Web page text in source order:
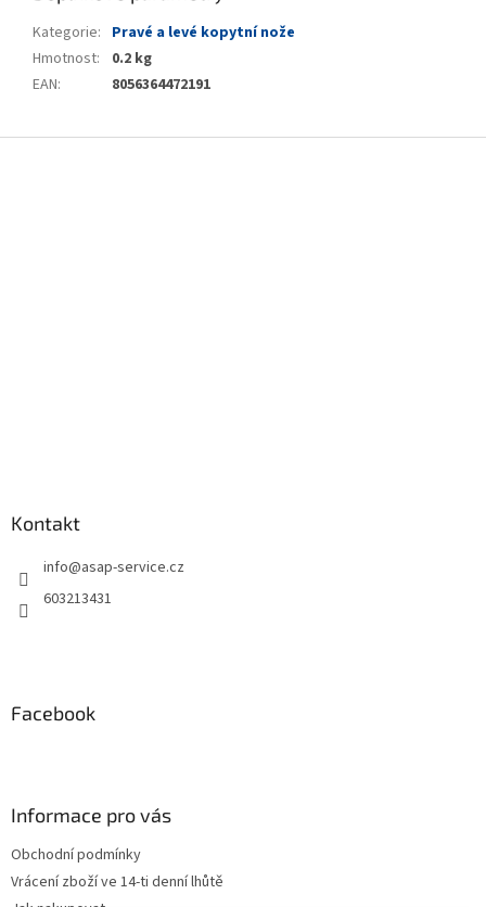
Kategorie: Pravé a levé kopytní nože
Hmotnost:
0.2 kg
EAN: 8056364472191
Kontakt
info@asap-service.cz
603213431
Facebook
Informace pro vás
Obchodní podmínky
Vrácení zboží ve 14-ti denní lhůtě